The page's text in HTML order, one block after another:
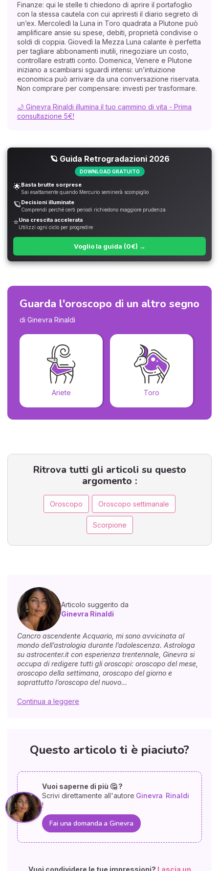
Finanze: qui le stelle ti chiedono di aprire il portafoglio
con la stessa cautela con cui apriresti il diario segreto di
un’ex. Mercoledì la Luna in Toro quadrata a Plutone può
amplificare ansie su spese, debiti, proprietà condivise o
soldi di coppia. Giovedì la Mezza Luna calante è perfetta
per tagliare abbonamenti inutili, rinegoziare un costo,
controllare estratti conto. Domenica, Venere e Plutone
iniziano a scambiarsi sguardi intensi: un’intuizione
economica può arrivare da una conversazione riservata.
Non comprare per compensare: investi per trasformare.
🌙 Ginevra Rinaldi illumina il tuo cammino di vita - Prima
consultazione 5€!
🪐 Guida Retrogradazioni 2026
DOWNLOAD GRATUITO
🌟Basta brutte sorprese
Sai esattamente quando Mercurio seminerà scompiglio
🪐Decisioni illuminate
Comprendi perché certi periodi richiedono maggiore prudenza
⭐Una crescita accelerata
Utilizzi ogni ciclo per progredire
Voglio la guida (0€) →
Guarda l'oroscopo di un altro segno
di Ginevra Rinaldi
Ariete Toro
Ritrova tutti gli articoli su questo
argomento :
Oroscopo Oroscopo settimanale
Scorpione
Articolo suggerito da
Ginevra Rinaldi
Cancro ascendente Acquario, mi sono avvicinata al
mondo dell’astrologia durante l’adolescenza. Astrologa
su astrocenter.it con esperienza trentennale, Ginevra si
occupa di redigere tutti gli oroscopi: oroscopo del mese,
oroscopo della settimana, oroscopo del giorno e
soprattutto l’oroscopo del nuovo...
Continua a leggere
Questo articolo ti è piaciuto?
Vuoi saperne di più 🤔 ?
Scrivi direttamente all'autore Ginevra Rinaldi
!
Fai una domanda a Ginevra